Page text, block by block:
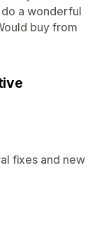
a wonderful
buy from
fixes and new